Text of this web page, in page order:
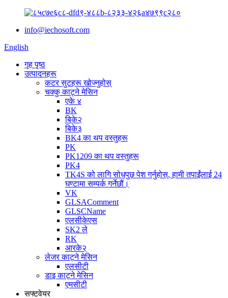
info@iechosoft.com
English
गृह पृष्ठ
उत्पादनहरू
कटर सुटहरू खोज्नुहोस्
चक्कु काट्ने मेसिन
एके ४
BK
बिके२
बिके३
BK4 का थप वस्तुहरू
PK
PK1209 का थप वस्तुहरू
PK4
TK4S को लागि सोधपुछ पेश गर्नुहोस्, हामी तपाईंलाई 24
घण्टामा सम्पर्क गर्नेछौं।
VK
GLSAComment
GLSCName
एलसीकेएस
SK2 ले
RK
आरके२
लेजर काट्ने मेसिन
एलसीटी
डाइ काट्ने मेसिन
एमसीटी
सफ्टवेयर